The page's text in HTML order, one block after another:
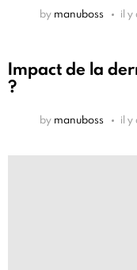
by manuboss il y
Impact de la
?
by manuboss il y